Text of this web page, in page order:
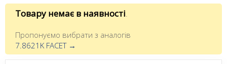
Товару немає в наявності
Пропонуємо вибрати з аналогів
7.8621K FACET →